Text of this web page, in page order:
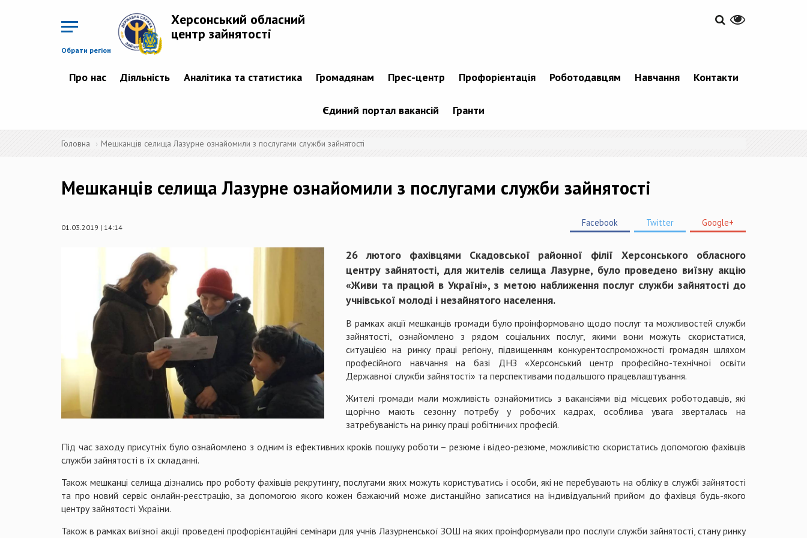
Обрати регіон
Херсонський обласний
центр зайнятості
Про нас Діяльність Аналітика та статистика Громадянам Прес-центр Профорієнтація Роботодавцям Навчання Контакти
Єдиний портал вакансій Гранти
Головна Мешканців селища Лазурне ознайомили з послугами служби зайнятості
Мешканців селища Лазурне ознайомили з послугами служби зайнятості
01.03.2019 | 14:14 Facebook Twitter Google+
26 лютого фахівцями Скадовської районної філії Херсонського обласного
центру зайнятості, для жителів селища Лазурне, було проведено виїзну акцію
«Живи та працюй в Україні», з метою наближення послуг служби зайнятості до
учнівської молоді і незайнятого населення.
В рамках акції мешканців громади було проінформовано щодо послуг та можливостей служби
зайнятості, ознайомлено з рядом соціальних послуг, якими вони можуть скористатися,
ситуацією на ринку праці регіону, підвищенням конкурентоспроможності громадян шляхом
професійного навчання на базі ДНЗ «Херсонський центр професійно-технічної освіти
Державної служби зайнятості» та перспективами подальшого працевлаштування.
Жителі громади мали можливість ознайомитись з вакансіями від місцевих роботодавців, які
щорічно мають сезонну потребу у робочих кадрах, особлива увага зверталась на
затребуваність на ринку праці робітничих професій.
Під час заходу присутніх було ознайомлено з одним із ефективних кроків пошуку роботи – резюме і відео-резюме, можливістю скористатись допомогою фахівців
служби зайнятості в їх складанні.
Також мешканці селища дізнались про роботу фахівців рекрутингу, послугами яких можуть користуватись і особи, які не перебувають на обліку в службі зайнятості
та про новий сервіс онлайн-реєстрацію, за допомогою якого кожен бажаючий може дистанційно записатися на індивідуальний прийом до фахівця будь-якого
центру зайнятості України.
Також в рамках виїзної акції проведені профорієнтаційні семінари для учнів Лазурненської ЗОШ на яких проінформували про послуги служби зайнятості, стану ринку